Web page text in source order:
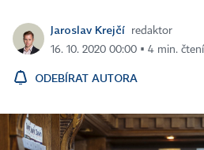
Jaroslav Krejčí
redaktor
16. 10. 2020 00:00 ▪ 4 min. čtení
ODEBÍRAT AUTORA